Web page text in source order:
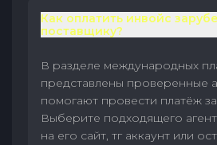
Как оплатить инвойс
поставщику?
В разделе международных
представлены проверенные
помогают провести платёж
Выберите подходящего
на его сайт, тг аккаунт или